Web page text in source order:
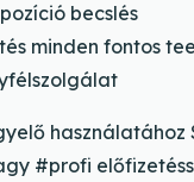
becslés
minden fontos
használatához
#profi